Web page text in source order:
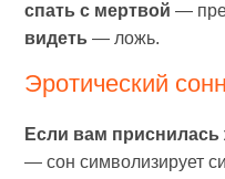
спать с мертвой —
видеть — ложь.
Эротический
Если вам
— сон символизирует